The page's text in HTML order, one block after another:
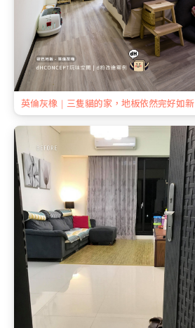
英倫灰橡｜三隻貓的家，地板依然完好如新